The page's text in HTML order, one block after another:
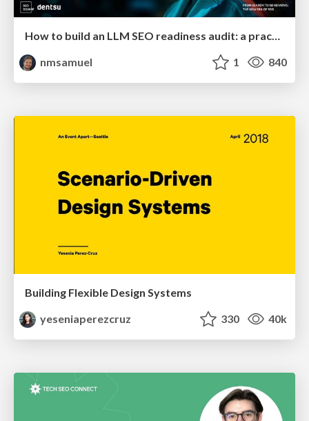
nmsamuel
1 840
Building Flexible Design Systems
yeseniaperezcruz
330 40k